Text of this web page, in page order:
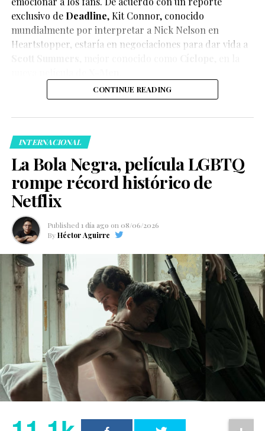
exclusivo de Deadline,Kit Connor, conocido
mundialmente por interpretar a Nick Nelson en
Heartstopper, estaría en negociaciones para dar vida a
CONTINUE READING
INTERNACIONAL
La Bola Negra, película LGBTQ
rompe récord histórico de
Netflix
Published 1 día ago on 08/06/2026
By Héctor Aguirre